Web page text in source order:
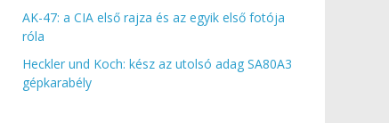
AK-47: a CIA első rajza és az egyik első fotója
róla
Heckler und Koch: kész az utolsó adag SA80A3
gépkarabély